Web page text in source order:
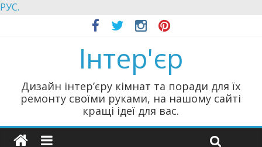
РУС.
Інтер'єр
Дизайн інтер’єру кімнат та поради для їх
ремонту своїми руками, на нашому сайті
кращі ідеї для вас.